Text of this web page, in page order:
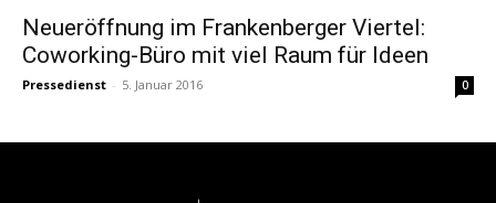
Neueröffnung im Frankenberger Viertel:
Coworking-Büro mit viel Raum für Ideen
Pressedienst - 5. Januar 2016 0